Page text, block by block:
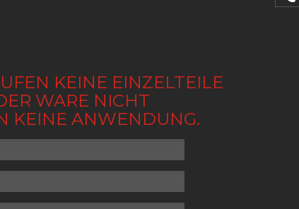
KEINE EINZELTEILE
WARE NICHT
KEINE ANWENDUNG.